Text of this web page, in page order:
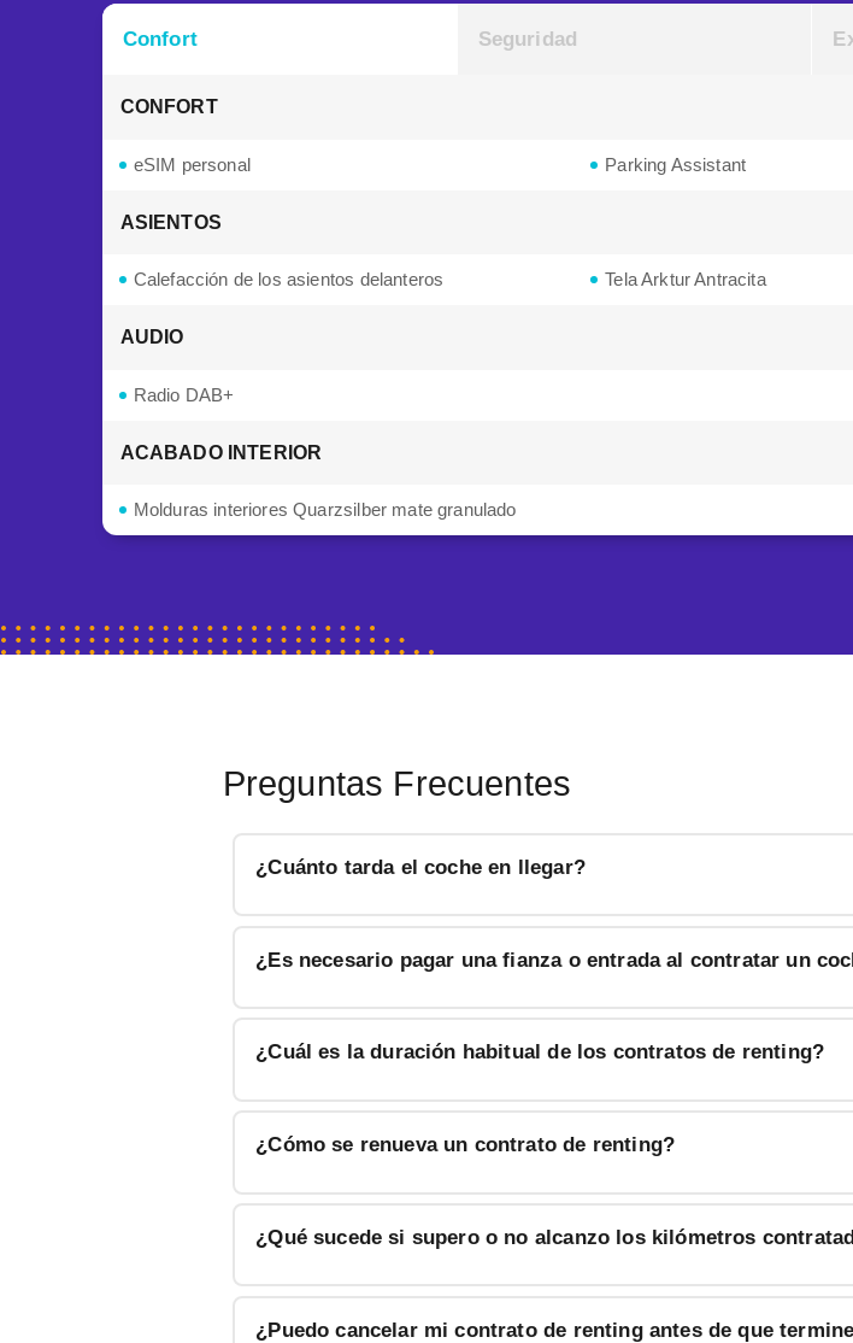
Confort
CONFORT
eSIM personal Parking Assistant
ASIENTOS
Calefacción de los asientos delanteros Tela Arktur Antracita
AUDIO
Radio DAB+
ACABADO INTERIOR
Molduras interiores Quarzsilber mate granulado
Seguridad
Preguntas Frecuentes
¿Cuánto tarda el coche en llegar?
¿Es necesario pagar una fianza o entrada al contratar un
¿Cuál es la duración habitual de los contratos de renting?
¿Cómo se renueva un contrato de renting?
¿Qué sucede si supero o no alcanzo los kilómetros
¿Puedo cancelar mi contrato de renting antes de que